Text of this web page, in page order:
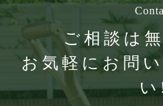
ご相談は
お気軽にお問